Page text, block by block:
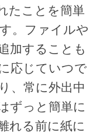
たことを簡単
。ファイルや
加することも
応じていつで
、常に外出中
ずっと簡単に
れる前に紙に